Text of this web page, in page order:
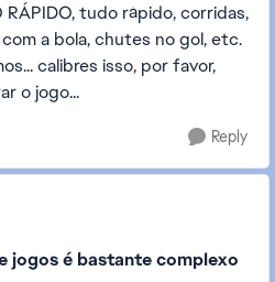
tudo rápido, corridas,
a bola, chutes no gol, etc.
calibres isso, por favor,
o jogo...
Reply
jogos é bastante complexo